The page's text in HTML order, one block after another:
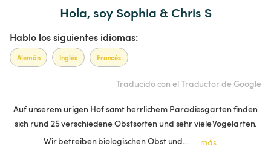
Hola, soy Sophia & Chris S
Hablo los siguientes idiomas:
Alemán Inglés Francés
Traducido con el Traductor de Google
Auf unserem urigen Hof samt herrlichem Paradiesgarten finden
sich rund 25 verschiedene Obstsorten und sehr viele Vogelarten.
Wir betreiben biologischen Obst und…
más